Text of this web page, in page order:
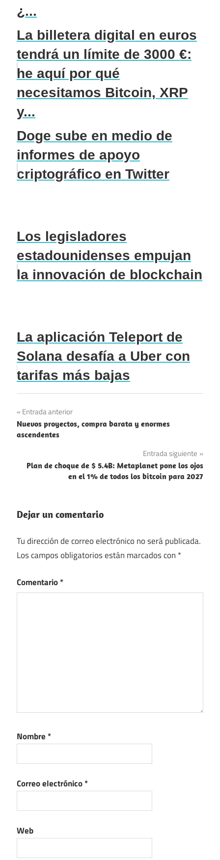
¿...
La billetera digital en euros
tendrá un límite de 3000 €:
he aquí por qué
necesitamos Bitcoin, XRP
y...
Doge sube en medio de
informes de apoyo
criptográfico en Twitter
Los legisladores
estadounidenses empujan
la innovación de blockchain
La aplicación Teleport de
Solana desafía a Uber con
tarifas más bajas
Navegación
de
Entrada anterior
Nuevos proyectos, compra barata y enormes
ascendentes
Entrada siguiente
Plan de choque de $ 5.4B: Metaplanet pone los ojos
en el 1% de todos los bitcoin para 2027
Dejar un comentario
Tu dirección de correo electrónico no será publicada.
Los campos obligatorios están marcados con *
Comentario*
Nombre *
Correo electrónico*
Web